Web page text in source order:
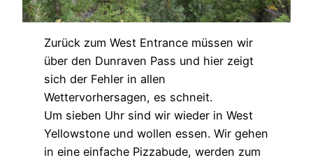
Zurück zum West Entrance müssen wir
über den Dunraven Pass und hier zeigt
sich der Fehler in allen
Wettervorhersagen, es schneit.
Um sieben Uhr sind wir wieder in West
Yellowstone und wollen essen. Wir gehen
in eine einfache Pizzabude, werden zum